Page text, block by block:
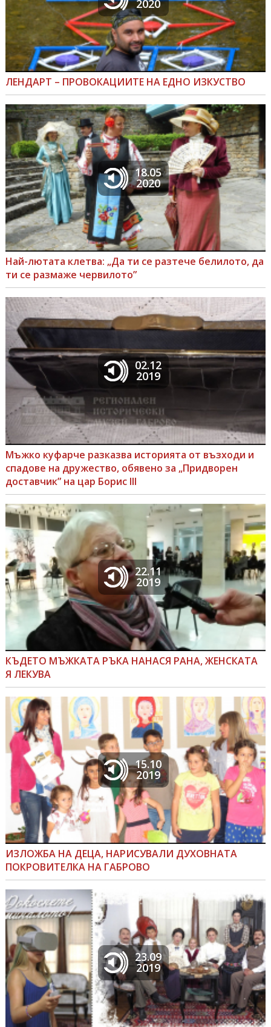
2020
ЛЕНДАРТ – ПРОВОКАЦИИТЕ НА ЕДНО ИЗКУСТВО
18.05
2020
Най-лютата клетва: „Да ти се разтече белилото, да
ти се размаже червилото”
02.12
2019
Мъжко куфарче разказва историята от възходи и
спадове на дружество, обявено за „Придворен
доставчик” на цар Борис III
22.11
2019
КЪДЕТО МЪЖКАТА РЪКА НАНАСЯ РАНА, ЖЕНСКАТА
Я ЛЕКУВА
15.10
2019
ИЗЛОЖБА НА ДЕЦА, НАРИСУВАЛИ ДУХОВНАТА
ПОКРОВИТЕЛКА НА ГАБРОВО
23.09
2019